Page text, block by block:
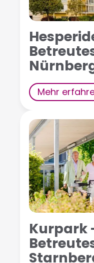
Mehr
Kurpark